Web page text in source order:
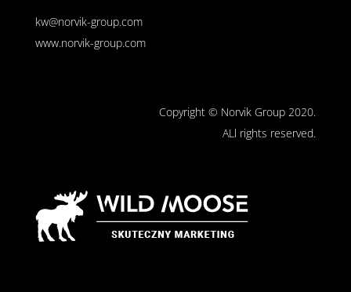
kw@norvik-group.com
www.norvik-group.com
Copyright © Norvik Group 2020.
ALl rights reserved.